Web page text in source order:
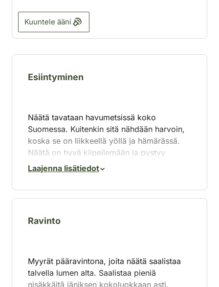
Kuuntele ääni
Esiintyminen
Näätä tavataan havumetsissä koko
Suomessa. Kuitenkin sitä nähdään harvoin,
koska se on liikkeellä yöllä ja hämärässä.
Näätä on hyvä kiipeilemään ja pystyy
hyppäämään puusta puuhun.
Laajenna lisätiedot
Ravinto
Myyrät pääravintona, joita näätä saalistaa
talvella lumen alta. Saalistaa pieniä
nisäkkäitä jäniksen kokoluokkaan asti.